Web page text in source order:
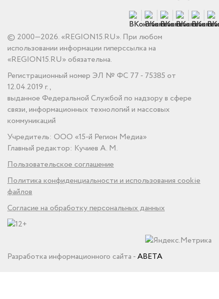
© 2000—2026. «REGION15.RU». При любом
использовании информации гиперссылка на
«REGION15.RU» обязательна.
Регистрационный номер ЭЛ № ФС 77 - 75385 от
12.04.2019 г.,
выданное Федеральной Службой по надзору в сфере
связи, информационных технологий и массовых
коммуникаций
Учредитель: ООО «15-й Регион Медиа»
Главный редактор: Кучиев А. М.
Пользовательское соглашение
Политика конфиденциальности и использования cookie
файлов
Согласие на обработку персональных данных
Разработка информационного сайта -ABETA